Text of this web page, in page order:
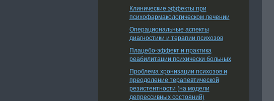
Клинические эффекты при
психофармакологическом лечении
Операциональные аспекты
диагностики и терапии психозов
Плацебо-эффект и практика
реабилитации психически больных
Проблема хронизации психозов и
преодоление терапевтической
резистентности (на модели
депрессивных состояний)